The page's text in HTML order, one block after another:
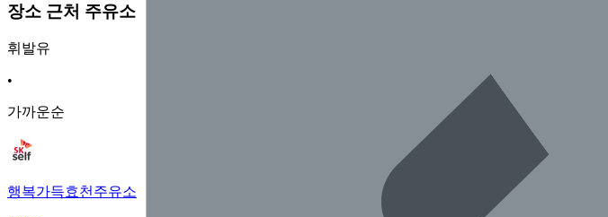
장소 근처 주유소
휘발유
•
가까운순
행복가득효천주유소